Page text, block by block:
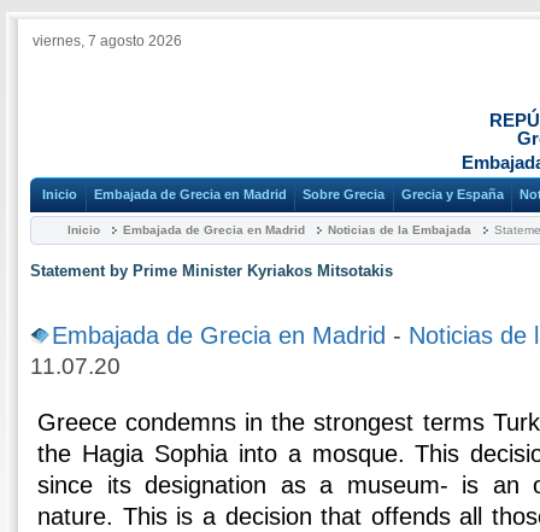
viernes, 7 agosto 2026
Inicio Embajada de Grecia en Madrid Sobre Grecia Grecia y España
Inicio Embajada de Grecia en Madrid Noticias de la Embajada
Statement by Prime Minister Kyriakos Mitsotakis
Embajada de Grecia en Madrid - Noticias de
11.07.20
Greece condemns in the strongest terms
the Hagia Sophia into a mosque. This
since its designation as a museum- is an
nature. This is a decision that offends all